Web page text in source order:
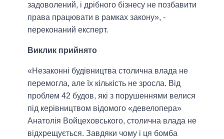
задоволений, і дрібного бізнесу не позбавити
права працювати в рамках закону», -
переконаний експерт.
Виклик прийнято
«Незаконні будівництва столична влада не
перемогла, але їх кількість не зросла. Від
проблем 42 будов, які з порушеннями велися
під керівництвом відомого «девелопера»
Анатолія Войцеховського, столична влада не
відхрещується. Завдяки чому і ця бомба